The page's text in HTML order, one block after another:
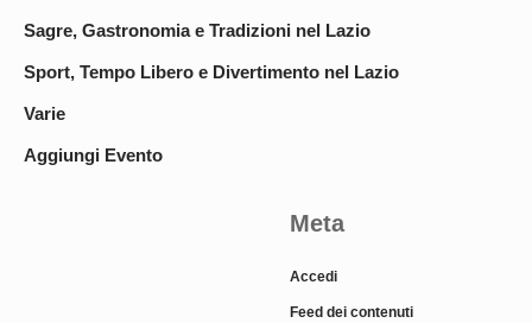
Sagre, Gastronomia e Tradizioni nel Lazio
Sport, Tempo Libero e Divertimento nel Lazio
Varie
Aggiungi Evento
Meta
Accedi
Feed dei contenuti